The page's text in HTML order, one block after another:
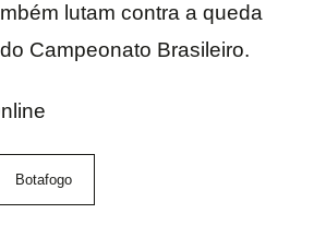
lutam contra a queda
Campeonato Brasileiro.
Botafogo